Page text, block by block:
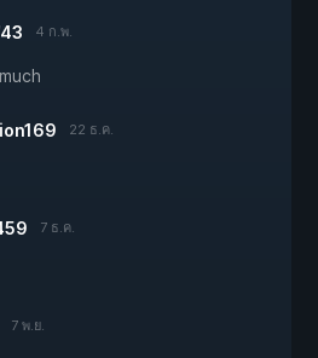
4 ก.พ.
22 ธ.ค.
7 ธ.ค.
7 พ.ย.